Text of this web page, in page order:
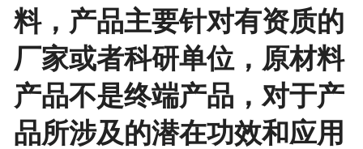
料，产品主要针对有资质的
厂家或者科研单位，原材料
产品不是终端产品，对于产
品所涉及的潜在功效和应用